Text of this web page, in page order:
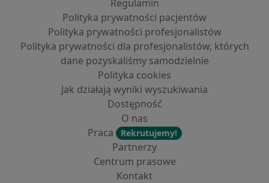
Regulamin
Polityka prywatności pacjentów
Polityka prywatności profesjonalistów
Polityka prywatności dla profesjonalistów, których
dane pozyskaliśmy samodzielnie
Polityka cookies
Jak działają wyniki wyszukiwania
Dostępność
O nas
Praca
Rekrutujemy!
Partnerzy
Centrum prasowe
Kontakt